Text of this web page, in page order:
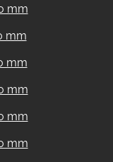
mm
mm
mm
mm
mm
mm